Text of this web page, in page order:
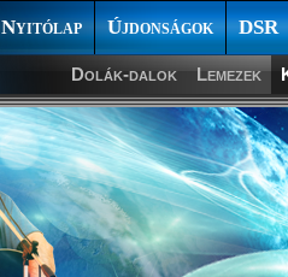
Nyitólap Újdonságok DSR
Dolák-dalok Lemezek